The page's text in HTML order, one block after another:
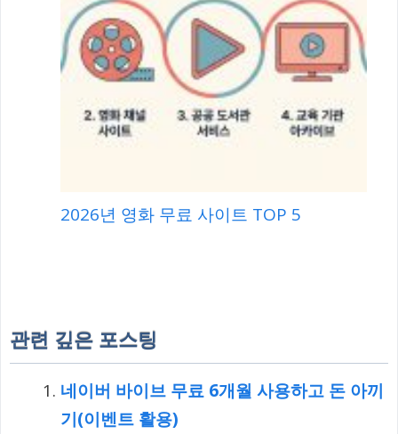
2026년 영화 무료 사이트 TOP 5
관련 깊은 포스팅
네이버 바이브 무료 6개월 사용하고 돈 아끼
기(이벤트 활용)